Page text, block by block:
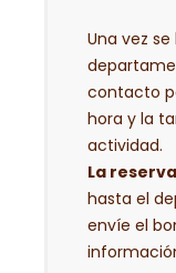
Una vez
contacto
hora y la
actividad.
La
hasta el
envíe el